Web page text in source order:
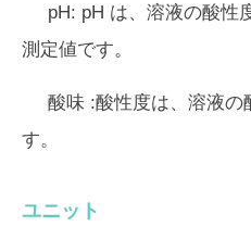
pH: pH は、溶液の酸性
測定値です。
酸味 :酸性度は、溶液の
す。
ユニット